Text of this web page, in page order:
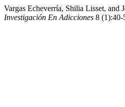
Vargas Echeverría, Shilia Lisset, and
Investigación En Adicciones 8 (1):40-